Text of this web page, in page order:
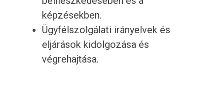
képzésekben.
Ügyfélszolgálati irányelvek és
eljárások kidolgozása és
végrehajtása.